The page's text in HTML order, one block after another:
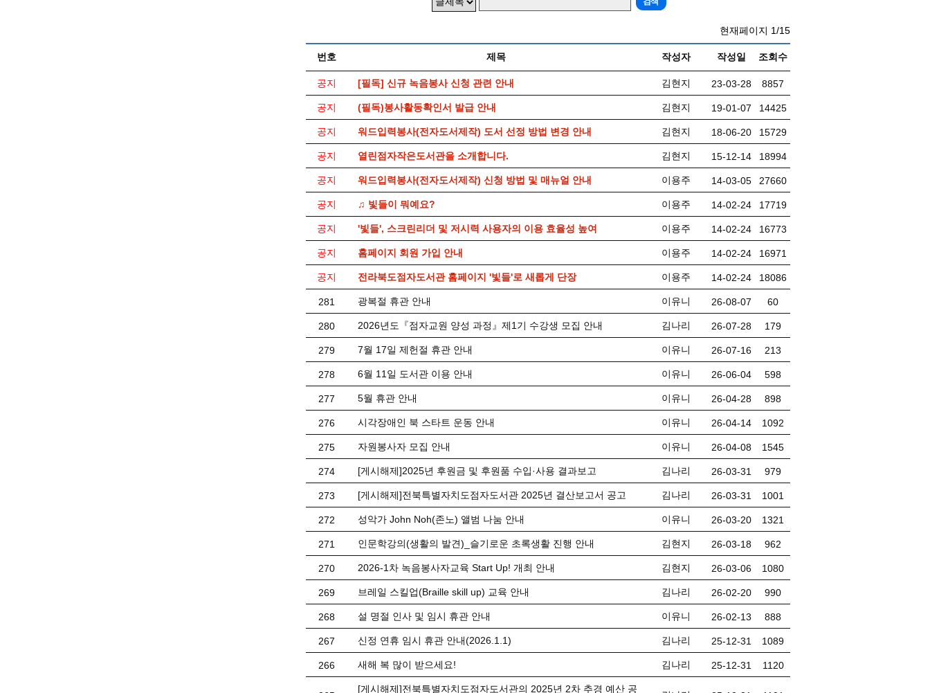
현재페이지 1/15
번호 제목 작성자 작성일 조회수
공지 [필독] 신규 녹음봉사 신청 관련 안내 김현지 23-03-28 8857
공지 (필독)봉사활동확인서 발급 안내 김현지 19-01-07 14425
공지 워드입력봉사(전자도서제작) 도서 선정 방법 변경 안내 김현지 18-06-20 15729
공지 열린점자작은도서관을 소개합니다. 김현지 15-12-14 18994
공지 워드입력봉사(전자도서제작) 신청 방법 및 매뉴얼 안내 이용주 14-03-05 27660
공지 ♫ 빛들이 뭐예요? 이용주 14-02-24 17719
공지 '빛들', 스크린리더 및 저시력 사용자의 이용 효율성 높여 이용주 14-02-24 16773
공지 홈페이지 회원 가입 안내 이용주 14-02-24 16971
공지 전라북도점자도서관 홈페이지 '빛들'로 새롭게 단장 이용주 14-02-24 18086
281 광복절 휴관 안내 이유니 26-08-07 60
280 2026년도『점자교원 양성 과정』제1기 수강생 모집 안내 김나리 26-07-28 179
279 7월 17일 제헌절 휴관 안내 이유니 26-07-16 213
278 6월 11일 도서관 이용 안내 이유니 26-06-04 598
277 5월 휴관 안내 이유니 26-04-28 898
276 시각장애인 북 스타트 운동 안내 이유니 26-04-14 1092
275 자원봉사자 모집 안내 이유니 26-04-08 1545
274 [게시해제]2025년 후원금 및 후원품 수입·사용 결과보고 김나리 26-03-31 979
273 [게시해제]전북특별자치도점자도서관 2025년 결산보고서 공고 김나리 26-03-31 1001
272 성악가 John Noh(존노) 앨범 나눔 안내 이유니 26-03-20 1321
271 인문학강의(생활의 발견)_슬기로운 초록생활 진행 안내 김현지 26-03-18 962
270 2026-1차 녹음봉사자교육 Start Up! 개최 안내 김현지 26-03-06 1080
269 브레일 스킬업(Braille skill up) 교육 안내 김나리 26-02-20 990
268 설 명절 인사 및 임시 휴관 안내 이유니 26-02-13 888
267 신정 연휴 임시 휴관 안내(2026.1.1) 김나리 25-12-31 1089
266 새해 복 많이 받으세요! 김나리 25-12-31 1120
[게시해제]전북특별자치도점자도서관의 2025년 2차 추경 예산 공